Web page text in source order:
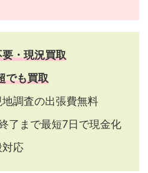
・現況買取
でも買取
調査の出張費無料
了まで最短7日で現金化
応